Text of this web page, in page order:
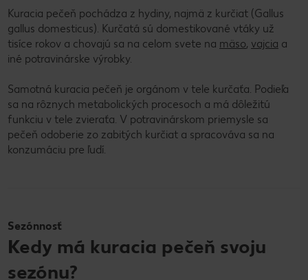
Kuracia pečeň pochádza z hydiny, najmä z kurčiat (Gallus
gallus domesticus). Kurčatá sú domestikované vtáky už
tisíce rokov a chovajú sa na celom svete na mäso, vajcia a
iné potravinárske výrobky.
Samotná kuracia pečeň je orgánom v tele kurčaťa. Podieľa
sa na rôznych metabolických procesoch a má dôležitú
funkciu v tele zvieraťa. V potravinárskom priemysle sa
pečeň odoberie zo zabitých kurčiat a spracováva sa na
konzumáciu pre ľudí.
Sezónnosť
Kedy má kuracia pečeň svoju
sezónu?